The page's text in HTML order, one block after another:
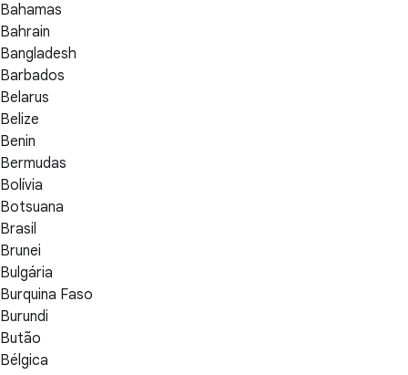
Bahamas
Bahrain
Bangladesh
Barbados
Belarus
Belize
Benin
Bermudas
Bolívia
Botsuana
Brasil
Brunei
Bulgária
Burquina Faso
Burundi
Butão
Bélgica